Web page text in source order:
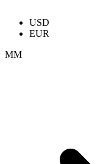
USD
EUR
ММ